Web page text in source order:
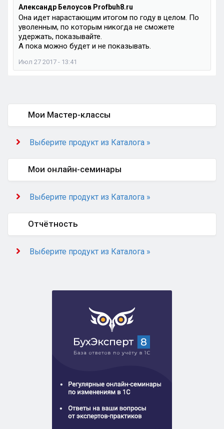
Александр Белоусов Profbuh8.ru
Она идет нарастающим итогом по году в целом. По
уволенным, по которым никогда не сможете
удержать, показывайте.
А пока можно будет и не показывать.
Июл 27 2017 - 13:41
Мои Мастер-классы
Выберите продукт из Каталога »
Мои онлайн-семинары
Выберите продукт из Каталога »
Отчётность
Выберите продукт из Каталога »